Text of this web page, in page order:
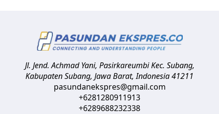
Jl. Jend. Achmad Yani, Pasirkareumbi Kec. Subang,
Kabupaten Subang, Jawa Barat,Indonesia41211
pasundanekspres@gmail.com
+6281280911913
+6289688232338